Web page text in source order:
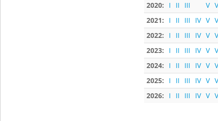
2020:
I II III V
2021:
I II III IV V
2022:
I II III IV V
2023:
I II III IV V
2024:
I II III IV V
2025:
I II III IV V
2026:
I II III IV V